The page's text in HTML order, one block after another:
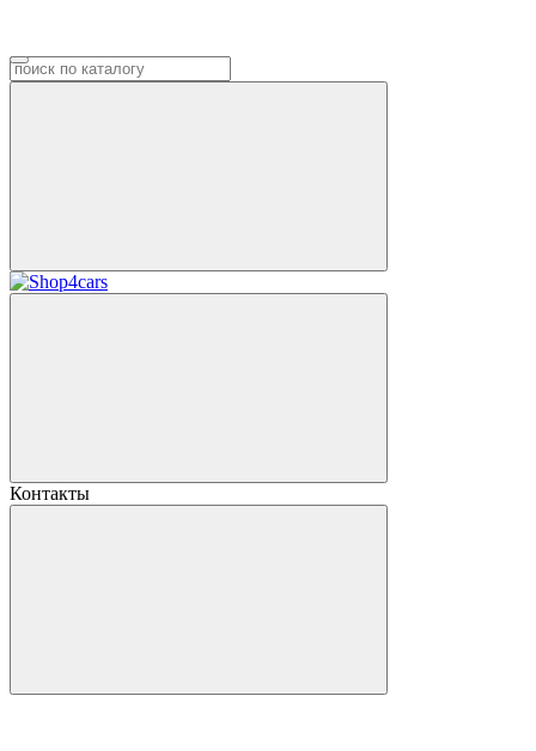
Контакты